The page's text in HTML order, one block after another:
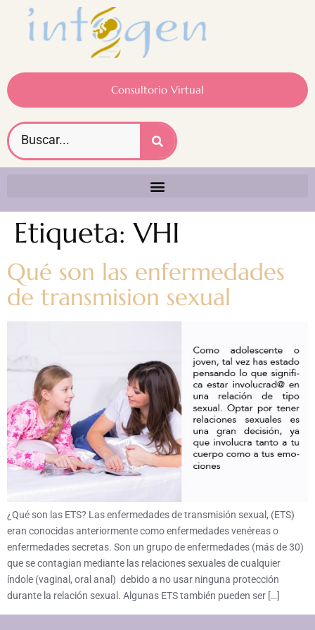
Consultorio Virtual
Etiqueta:VHI
Qué son las enfermedades
de transmision sexual
¿Qué son las ETS? Las enfermedades de transmisión sexual, (ETS)
eran conocidas anteriormente como enfermedades venéreas o
enfermedades secretas. Son un grupo de enfermedades (más de 30)
que se contagian mediante las relaciones sexuales de cualquier
índole (vaginal, oral anal) debido a no usar ninguna protección
durante la relación sexual. Algunas ETS también pueden ser […]